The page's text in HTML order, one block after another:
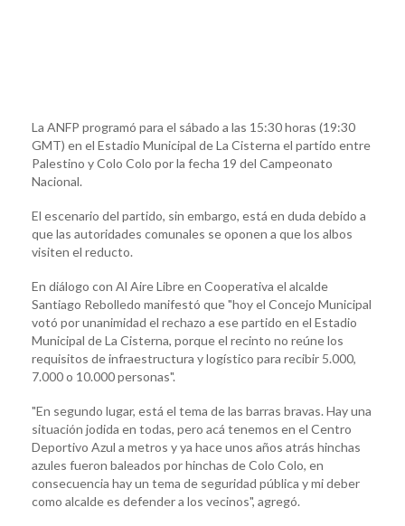
La ANFP programó para el sábado a las 15:30 horas (19:30
GMT) en el Estadio Municipal de La Cisterna el partido entre
Palestino y Colo Colo por la fecha 19 del Campeonato
Nacional.
El escenario del partido, sin embargo, está en duda debido a
que las autoridades comunales se oponen a que los albos
visiten el reducto.
En diálogo con Al Aire Libre en Cooperativa el alcalde
Santiago Rebolledo manifestó que "hoy el Concejo Municipal
votó por unanimidad el rechazo a ese partido en el Estadio
Municipal de La Cisterna, porque el recinto no reúne los
requisitos de infraestructura y logístico para recibir 5.000,
7.000 o 10.000 personas".
"En segundo lugar, está el tema de las barras bravas. Hay una
situación jodida en todas, pero acá tenemos en el Centro
Deportivo Azul a metros y ya hace unos años atrás hinchas
azules fueron baleados por hinchas de Colo Colo, en
consecuencia hay un tema de seguridad pública y mi deber
como alcalde es defender a los vecinos", agregó.